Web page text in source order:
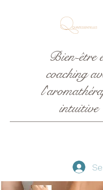
Bien-être
coaching
intuitive